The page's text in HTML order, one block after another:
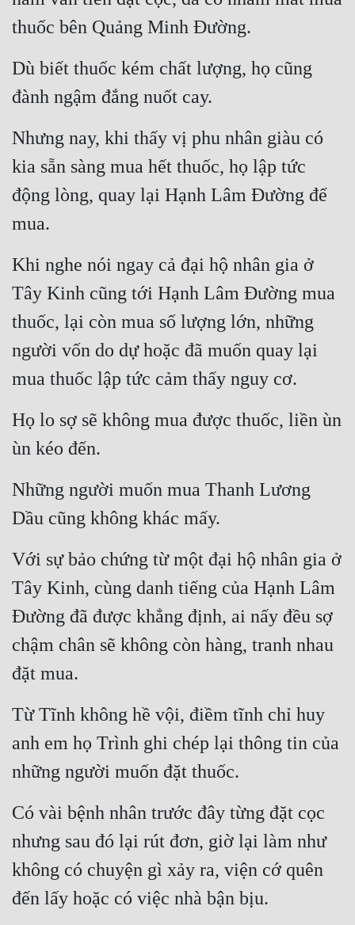
thuốc bên Quảng Minh Đường.
Dù biết thuốc kém chất lượng, họ cũng
đành ngậm đắng nuốt cay.
Nhưng nay, khi thấy vị phu nhân giàu có
kia sẵn sàng mua hết thuốc, họ lập tức
động lòng, quay lại Hạnh Lâm Đường để
mua.
Khi nghe nói ngay cả đại hộ nhân gia ở
Tây Kinh cũng tới Hạnh Lâm Đường mua
thuốc, lại còn mua số lượng lớn, những
người vốn do dự hoặc đã muốn quay lại
mua thuốc lập tức cảm thấy nguy cơ.
Họ lo sợ sẽ không mua được thuốc, liền ùn
ùn kéo đến.
Những người muốn mua Thanh Lương
Dầu cũng không khác mấy.
Với sự bảo chứng từ một đại hộ nhân gia ở
Tây Kinh, cùng danh tiếng của Hạnh Lâm
Đường đã được khẳng định, ai nấy đều sợ
chậm chân sẽ không còn hàng, tranh nhau
đặt mua.
Từ Tĩnh không hề vội, điềm tĩnh chỉ huy
anh em họ Trình ghi chép lại thông tin của
những người muốn đặt thuốc.
Có vài bệnh nhân trước đây từng đặt cọc
nhưng sau đó lại rút đơn, giờ lại làm như
không có chuyện gì xảy ra, viện cớ quên
đến lấy hoặc có việc nhà bận bịu.